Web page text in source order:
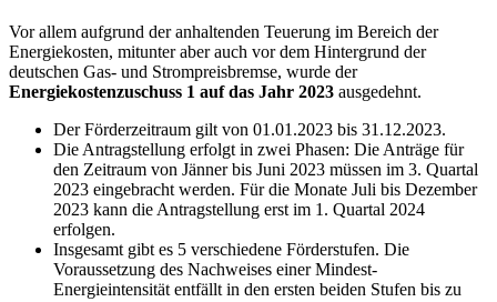
Vor allem aufgrund der anhaltenden Teuerung im Bereich der
Energiekosten, mitunter aber auch vor dem Hintergrund der
deutschen Gas- und Strompreisbremse, wurde der
Energiekostenzuschuss 1 auf das Jahr 2023 ausgedehnt.
Der Förderzeitraum gilt von 01.01.2023 bis 31.12.2023.
Die Antragstellung erfolgt in zwei Phasen: Die Anträge für
den Zeitraum von Jänner bis Juni 2023 müssen im 3. Quartal
2023 eingebracht werden. Für die Monate Juli bis Dezember
2023 kann die Antragstellung erst im 1. Quartal 2024
erfolgen.
Insgesamt gibt es 5 verschiedene Förderstufen. Die
Voraussetzung des Nachweises einer Mindest-
Energieintensität entfällt in den ersten beiden Stufen bis zu